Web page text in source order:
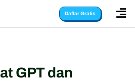
Daftar Gratis 
GPT dan